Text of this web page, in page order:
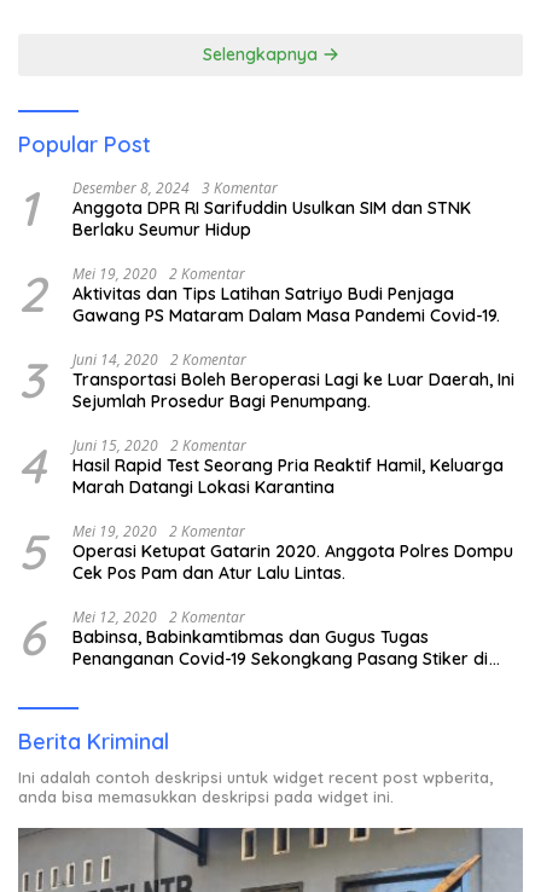
Selengkapnya
Popular Post
1 Desember 8, 2024 3 Komentar
Anggota DPR RI Sarifuddin Usulkan SIM dan STNK
Berlaku Seumur Hidup
2 Mei 19, 2020 2 Komentar
Aktivitas dan Tips Latihan Satriyo Budi Penjaga
Gawang PS Mataram Dalam Masa Pandemi Covid-19.
3 Juni 14, 2020 2 Komentar
Transportasi Boleh Beroperasi Lagi ke Luar Daerah, Ini
Sejumlah Prosedur Bagi Penumpang.
4 Juni 15, 2020 2 Komentar
Hasil Rapid Test Seorang Pria Reaktif Hamil, Keluarga
Marah Datangi Lokasi Karantina
5 Mei 19, 2020 2 Komentar
Operasi Ketupat Gatarin 2020. Anggota Polres Dompu
Cek Pos Pam dan Atur Lalu Lintas.
6 Mei 12, 2020 2 Komentar
Babinsa, Babinkamtibmas dan Gugus Tugas
Penanganan Covid-19 Sekongkang Pasang Stiker di
Berita Kriminal
Ini adalah contoh deskripsi untuk widget recent post wpberita,
anda bisa memasukkan deskripsi pada widget ini.